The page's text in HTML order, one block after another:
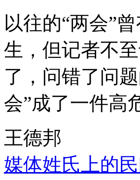
以往的“两会”
生，但记者不
了，问错了问
会”成了一件高
王德邦
媒体姓氏上的